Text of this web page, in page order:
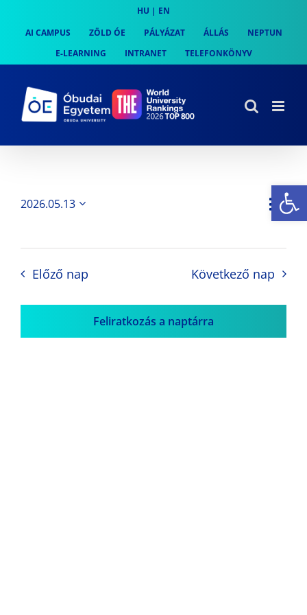
content
HU | EN
AI CAMPUS
ZÖLD ÓE PÁLYÁZAT ÁLLÁS
NEPTUN
E-LEARNING
INTRANET TELEFONKÖNYV
Nap
2026.05.13
Előző nap Következő nap
Feliratkozás a naptárra